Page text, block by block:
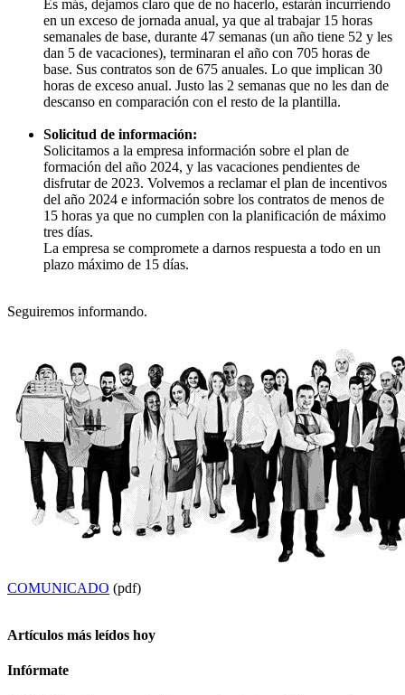
Es más, dejamos claro que de no hacerlo, estarán incurriendo
en un exceso de jornada anual, ya que al trabajar 15 horas
semanales de base, durante 47 semanas (un año tiene 52 y les
dan 5 de vacaciones), terminaran el año con 705 horas de
base. Sus contratos son de 675 anuales. Lo que implican 30
horas de exceso anual. Justo las 2 semanas que no les dan de
descanso en comparación con el resto de la plantilla.
Solicitud de información:
Solicitamos a la empresa información sobre el plan de
formación del año 2024, y las vacaciones pendientes de
disfrutar de 2023. Volvemos a reclamar el plan de incentivos
del año 2024 e información sobre los contratos de menos de
15 horas ya que no cumplen con la planificación de máximo
tres días.
La empresa se compromete a darnos respuesta a todo en un
plazo máximo de 15 días.
Seguiremos informando.
COMUNICADO (pdf)
Artículos más leídos hoy
Infórmate